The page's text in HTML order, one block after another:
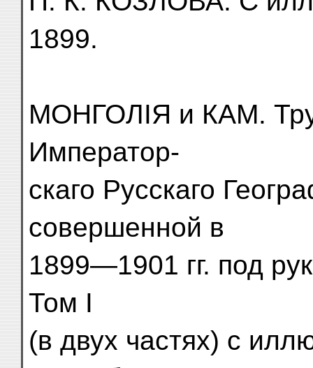
1899.
МОНГОЛІЯ и КАМ.
Император-
скаго Русскаго
совершенной в
1899—1901 гг. под
Том I
(в двух частях) с